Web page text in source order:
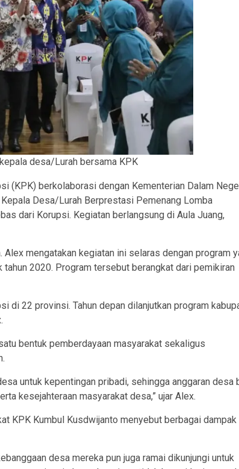
desa/Lurah bersama KPK
(KPK) berkolaborasi dengan Kementerian Dalam
Desa/Lurah Berprestasi Pemenang Lomba
dari Korupsi. Kegiatan berlangsung di Aula Juang,
mengatakan kegiatan ini selaras dengan program
2020. Program tersebut berangkat dari pemikiran
di 22 provinsi. Tahun depan dilanjutkan program
bentuk pemberdayaan masyarakat sekaligus
untuk kepentingan pribadi, sehingga anggaran desa
kesejahteraan masyarakat desa,” ujar Alex.
KPK Kumbul Kusdwijanto menyebut berbagai dampak
desa mereka pun juga ramai dikunjungi untuk